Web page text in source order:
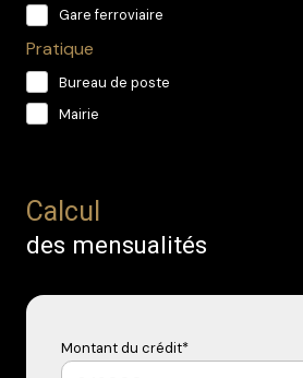
Gare ferroviaire
Pratique
Bureau de poste
Mairie
Calcul
des mensualités
Montant du crédit*